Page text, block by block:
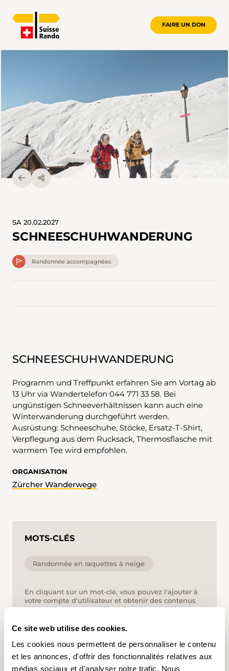
Ce site web utilise des cookies.
Les cookies nous permettent de personnaliser le contenu
et les annonces, d'offrir des fonctionnalités relatives aux
médias sociaux et d'analyser notre trafic. Nous
FAIRE UN DON
SA 20.02.2027
SCHNEESCHUHWANDERUNG
Randonnée accompagnées
SCHNEESCHUHWANDERUNG
Programm und Treffpunkt erfahren Sie am Vortag ab
13 Uhr via Wandertelefon 044 771 33 58. Bei
ungünstigen Schneeverhältnissen kann auch eine
Winterwanderung durchgeführt werden.
Ausrüstung: Schneeschuhe, Stöcke, Ersatz-T-Shirt,
Verpflegung aus dem Rucksack, Thermosflasche mit
warmem Tee wird empfohlen.
ORGANISATION
Zürcher Wanderwege
MOTS-CLÉS
Randonnée en raquettes à neige
En cliquant sur un mot-clé, vous pouvez l'ajouter à
votre compte d'utilisateur et obtenir des contenus
adaptés à vos centres d'intérêt. Les mots-clés ne
d'utilisateur.